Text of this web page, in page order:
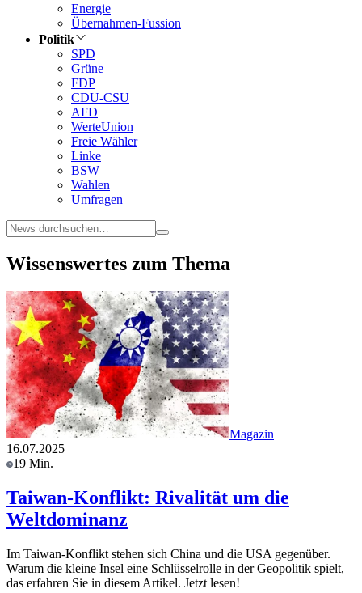
Energie
Übernahmen-Fussion
Politik
SPD
Grüne
FDP
CDU-CSU
AFD
WerteUnion
Freie Wähler
Linke
BSW
Wahlen
Umfragen
Wissenswertes zum Thema
Magazin
16.07.2025
19 Min.
Taiwan-Konflikt: Rivalität um die
Weltdominanz
Im Taiwan-Konflikt stehen sich China und die USA gegenüber.
Warum die kleine Insel eine Schlüsselrolle in der Geopolitik spielt,
das erfahren Sie in diesem Artikel. Jetzt lesen!